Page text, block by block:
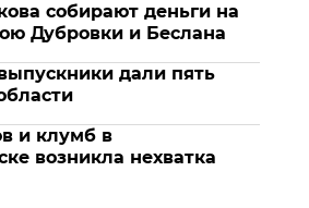
собирают деньги на
Дубровки и Беслана
дали пять
и клумб в
возникла нехватка